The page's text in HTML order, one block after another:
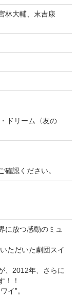
林大輔、末吉康
ドリーム〈友の
認ください。
に放つ感動のミュ
ただいた劇団スイ
、2012年、さらに
！！
イ”。